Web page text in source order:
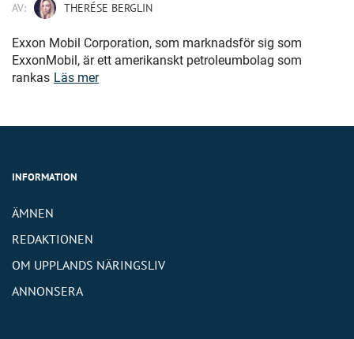
AV: THERÉSE BERGLIN
Exxon Mobil Corporation, som marknadsför sig som
ExxonMobil, är ett amerikanskt petroleumbolag som
rankas Läs mer
INFORMATION
ÄMNEN
REDAKTIONEN
OM UPPLANDS NÄRINGSLIV
ANNONSERA